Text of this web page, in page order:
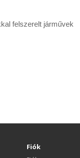
felszerelt járművek
Fiók